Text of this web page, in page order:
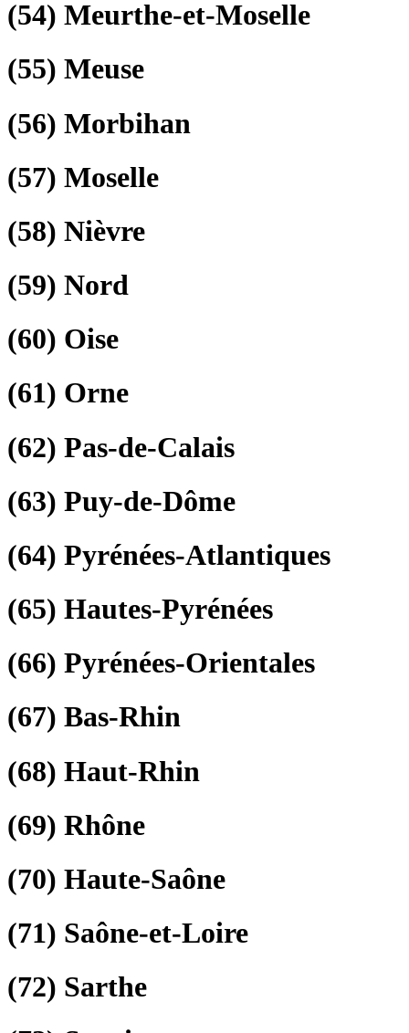
(54) Meurthe-et-Moselle
(55) Meuse
(56) Morbihan
(57) Moselle
(58) Nièvre
(59) Nord
(60) Oise
(61) Orne
(62) Pas-de-Calais
(63) Puy-de-Dôme
(64) Pyrénées-Atlantiques
(65) Hautes-Pyrénées
(66) Pyrénées-Orientales
(67) Bas-Rhin
(68) Haut-Rhin
(69) Rhône
(70) Haute-Saône
(71) Saône-et-Loire
(72) Sarthe